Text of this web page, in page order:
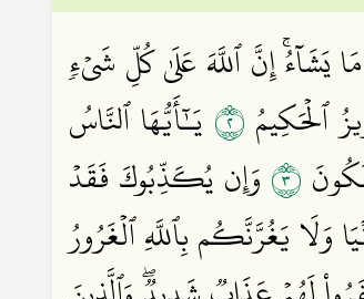
يَشَآءُۚ إِنَّ ٱللَّهَ عَلَىٰ كُلِّ شَيۡءٖ
ٱلۡحَكِيمُ ٢ يَـٰٓأَيُّهَا ٱلنَّاسُ
٣ وَإِن يُكَذِّبُوكَ فَقَدۡ
وَلَا يَغُرَّنَّكُم بِٱللَّهِ ٱلۡغَرُورُ